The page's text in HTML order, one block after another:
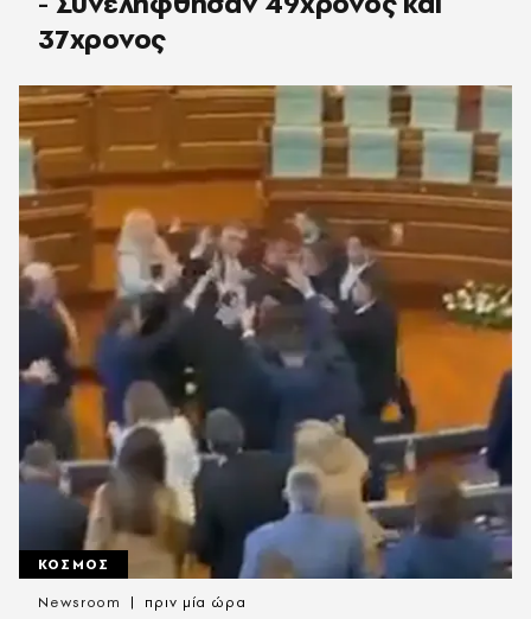
37χρονος
ΚΟΣΜΟΣ
Newsroom πριν μία ώρα